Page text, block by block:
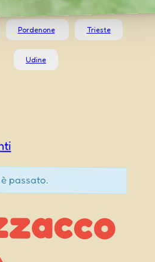
Pordenone Trieste
Udine
passato.
della